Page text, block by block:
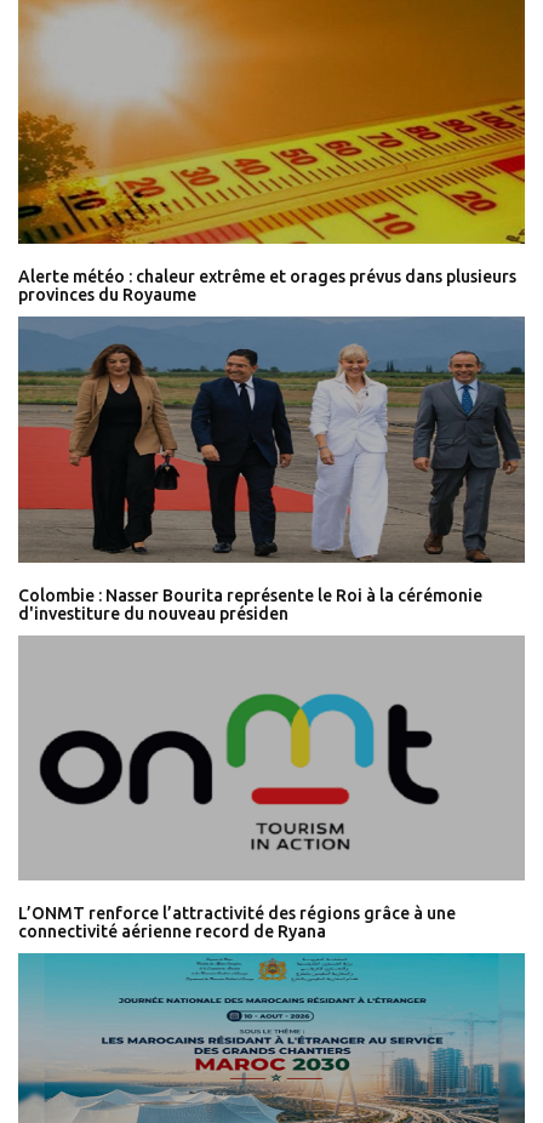
Alerte météo : chaleur extrême et orages prévus dans plusieurs
provinces du Royaume
Colombie : Nasser Bourita représente le Roi à la cérémonie
d'investiture du nouveau présiden
L’ONMT renforce l’attractivité des régions grâce à une
connectivité aérienne record de Ryana